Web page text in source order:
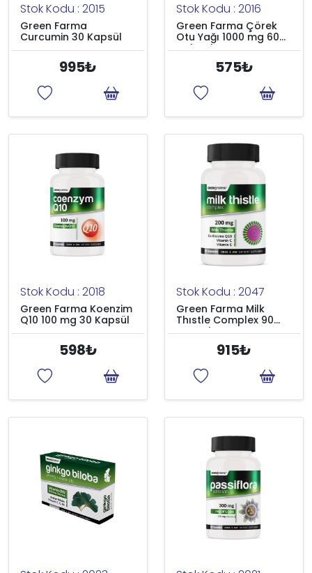
Stok Kodu : 2015
Green Farma
Curcumin 30 Kapsül
995₺
Stok Kodu : 2016
Green Farma Çörek
Otu Yağı 1000 mg 60
Softgel
575₺
Stok Kodu : 2018
Green Farma Koenzim
Q10 100 mg 30 Kapsül
598₺
Stok Kodu : 2047
Green Farma Milk
Thıstle Complex 90
Kapsul
915₺